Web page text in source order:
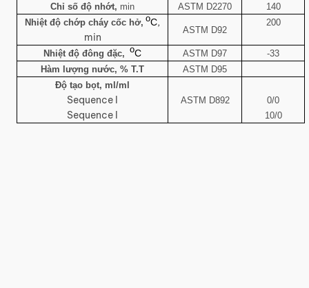
Chỉ số độ nhớt, min ASTM D2270
140
Nhiệt độ chớp cháy cốc hở, oC,
min
ASTM D92
200
Nhiệt độ đông đặc, oC ASTM D97
-33
Hàm lượng nước, % T.T
ASTM D95
Độ tạo bọt, ml/ml
Sequence I ASTM D892 0/0
Sequence I 10/0